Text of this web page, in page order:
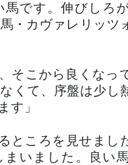
馬です。伸びしろ
・カヴァレリッツ
そこから良くなっ
くて、序盤は少し
す」
ところを見せまし
いました。良い